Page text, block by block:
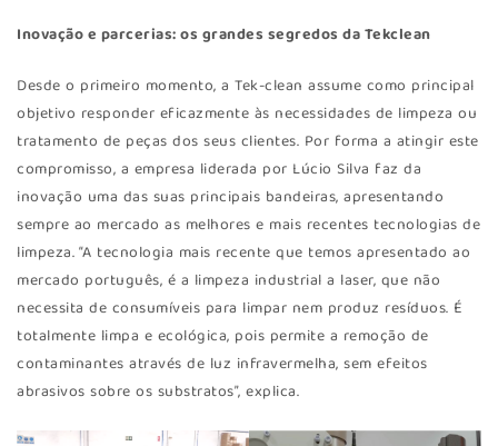
Inovação e parcerias: os grandes segredos da Tekclean
Desde o primeiro momento, a Tek-clean assume como principal
objetivo responder eficazmente às necessidades de limpeza ou
tratamento de peças dos seus clientes. Por forma a atingir este
compromisso, a empresa liderada por Lúcio Silva faz da
inovação uma das suas principais bandeiras, apresentando
sempre ao mercado as melhores e mais recentes tecnologias de
limpeza. “A tecnologia mais recente que temos apresentado ao
mercado português, é a limpeza industrial a laser, que não
necessita de consumíveis para limpar nem produz resíduos. É
totalmente limpa e ecológica, pois permite a remoção de
contaminantes através de luz infravermelha, sem efeitos
abrasivos sobre os substratos”, explica.